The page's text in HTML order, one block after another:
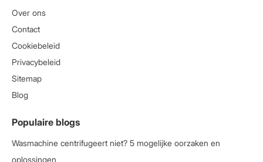
Over ons
Contact
Cookiebeleid
Privacybeleid
Sitemap
Blog
Populaire blogs
Wasmachine centrifugeert niet? 5 mogelijke oorzaken en
oplossingen